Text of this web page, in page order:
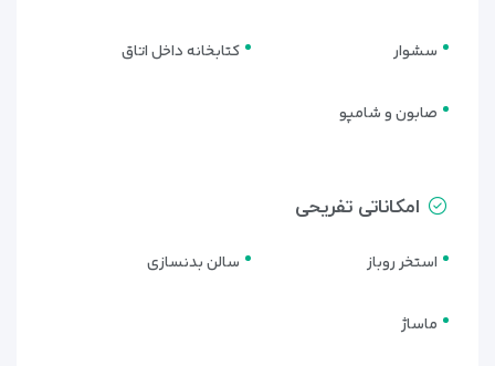
شهری
هتل گلدن تولیپ هدینگتون
امکانات رفاهی متعادلی را برای
خود را بر
سشوار کتابخانه داخل اتاق
صابون و شامپو
امکاناتی تفریحی
استخر روباز سالن بدنسازی
ماساژ